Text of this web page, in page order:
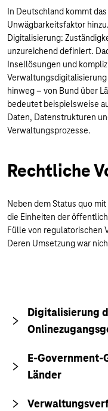
In Deutschland kommt
Unwägbarkeitsfaktor
Digitalisierung:
unzureichend definiert.
Insellösungen und
hinweg – von Bund über
bedeutet beispielsweise
Daten, Datenstrukturen
Verwaltungsprozesse.
Rechtliche
Neben dem Status quo
die Einheiten der
Fülle von regulatorischen
Deren Umsetzung war
Digitalisierung
E-Government-
Länder